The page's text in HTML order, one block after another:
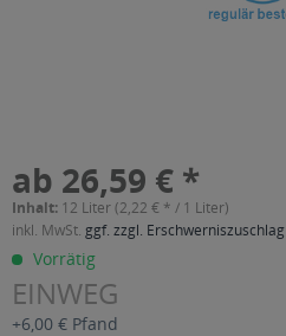
ab 26,59 € *
Inhalt: 12 Liter (2,22 € * / 1 Liter)
inkl. MwSt. ggf. zzgl. Erschwerniszuschlag
Vorrätig
EINWEG
+6,00 € Pfand